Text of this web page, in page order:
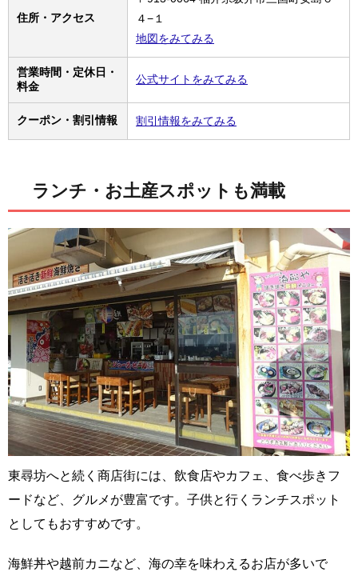
住所・アクセス
４−１
地図をみてみる
営業時間・定休日・
料金
公式サイトをみてみる
クーポン・割引情報 割引情報をみてみる
ランチ・お土産スポットも満載
東尋坊へと続く商店街には、飲食店やカフェ、食べ歩きフ
ードなど、グルメが豊富です。子供と行くランチスポット
としてもおすすめです。
海鮮丼や越前カニなど、海の幸を味わえるお店が多いで